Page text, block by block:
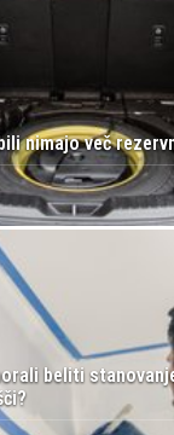
nimajo več
beliti